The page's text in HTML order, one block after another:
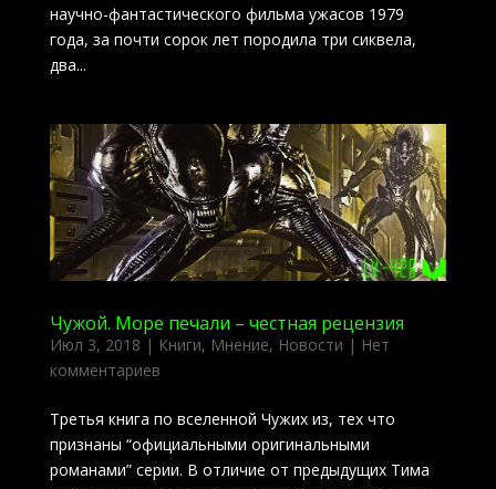
научно-фантастического фильма ужасов 1979
года, за почти сорок лет породила три сиквела,
два...
Чужой. Море печали – честная рецензия
Июл 3, 2018 | Книги, Мнение, Новости | Нет
комментариев
Третья книга по вселенной Чужих из, тех что
признаны “официальными оригинальными
романами” серии. В отличие от предыдущих Тима